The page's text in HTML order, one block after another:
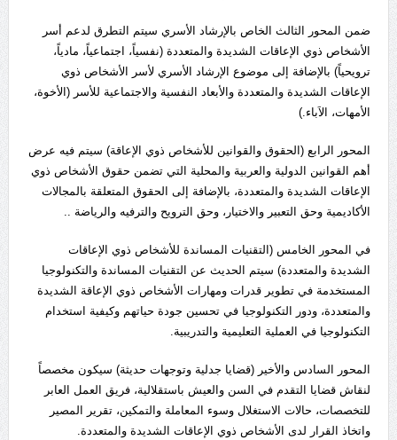
ضمن المحور الثالث الخاص بالإرشاد الأسري سيتم التطرق لدعم أسر
الأشخاص ذوي الإعاقات الشديدة والمتعددة (نفسياً، اجتماعياً، مادياً،
ترويحياً) بالإضافة إلى موضوع الإرشاد الأسري لأسر الأشخاص ذوي
الإعاقات الشديدة والمتعددة والأبعاد النفسية والاجتماعية للأسر (الأخوة،
الأمهات، الاَباء.)
المحور الرابع (الحقوق والقوانين للأشخاص ذوي الإعاقة) سيتم فيه عرض
أهم القوانين الدولية والعربية والمحلية التي تضمن حقوق الأشخاص ذوي
الإعاقات الشديدة والمتعددة، بالإضافة إلى الحقوق المتعلقة بالمجالات
الأكاديمية وحق التعبير والاختيار، وحق الترويح والترفيه والرياضة ..
في المحور الخامس (التقنيات المساندة للأشخاص ذوي الإعاقات
الشديدة والمتعددة) سيتم الحديث عن التقنيات المساندة والتكنولوجيا
المستخدمة في تطوير قدرات ومهارات الأشخاص ذوي الإعاقة الشديدة
والمتعددة، ودور التكنولوجيا في تحسين جودة حياتهم وكيفية استخدام
التكنولوجيا في العملية التعليمية والتدريبية.
المحور السادس والأخير (قضايا جدلية وتوجهات حديثة) سيكون مخصصاً
لنقاش قضايا التقدم في السن والعيش باستقلالية، فريق العمل العابر
للتخصصات، حالات الاستغلال وسوء المعاملة والتمكين، تقرير المصير
واتخاذ القرار لدى الأشخاص ذوي الإعاقات الشديدة والمتعددة.